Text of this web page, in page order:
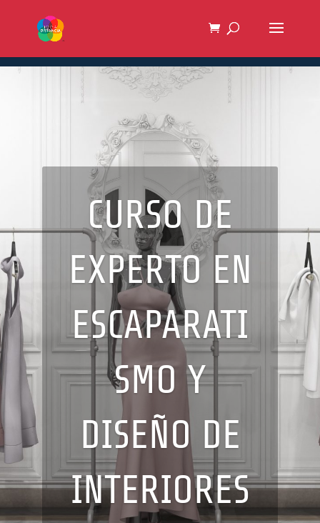
CURSO DE
EXPERTO EN
ESCAPARATI
SMO Y
DISEÑO DE
INTERIORES